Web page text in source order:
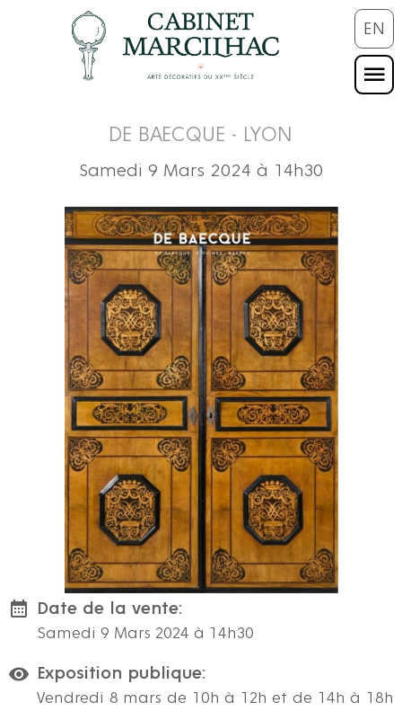
EN
DE BAECQUE - LYON
Samedi 9 Mars 2024 à 14h30
Date de la vente:
Samedi 9 Mars 2024 à 14h30
Exposition publique:
Vendredi 8 mars de 10h à 12h et de 14h à 18h